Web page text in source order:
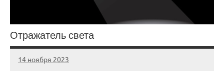
Отражатель света
14 ноября 2023
Avtor
Нет